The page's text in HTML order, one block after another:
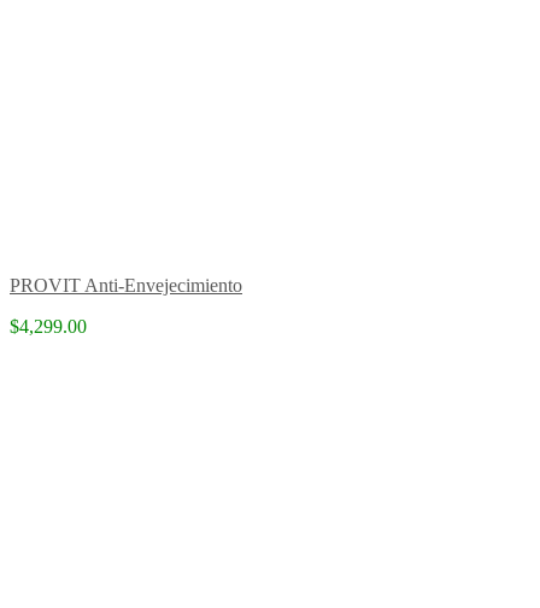
PROVIT Anti-Envejecimiento
$4,299.00